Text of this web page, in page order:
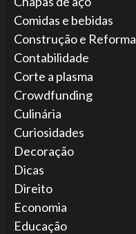
Comidas e bebidas
Construção e Reforma
Contabilidade
Corte a plasma
Crowdfunding
Culinária
Curiosidades
Decoração
Dicas
Direito
Economia
Educação